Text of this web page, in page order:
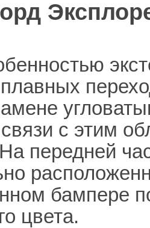
с этим
передней
бампере
цвета.